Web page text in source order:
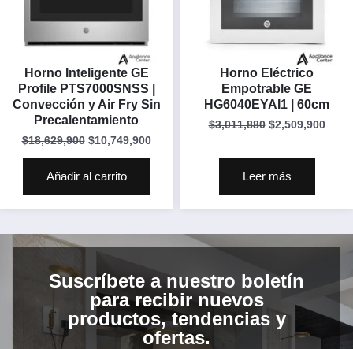
Horno Inteligente GE
Profile PTS7000SNSS |
Convección y Air Fry Sin
Precalentamiento
$18,629,900 $10,749,900
Añadir al carrito
Horno Eléctrico
Empotrable GE
HG6040EYAI1 | 60cm
$3,011,880 $2,509,900
Leer más
Suscríbete a nuestro boletín
para recibir nuevos
productos, tendencias y
ofertas.